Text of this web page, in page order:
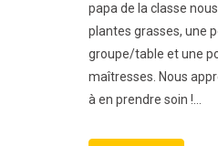
papa de la classe
plantes grasses, une
groupe/table et une
maîtresses. Nous
à en prendre soin !...